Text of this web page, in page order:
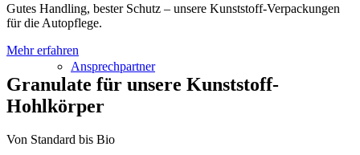
Ansprechpartner
Gutes Handling, bester Schutz – unsere Kunststoff-Verpackungen
für die Autopflege.
Mehr erfahren
Granulate für unsere Kunststoff-
Hohlkörper
Von Standard bis Bio